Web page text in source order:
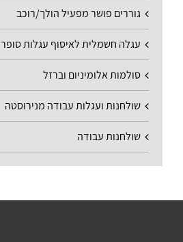
גוררים פושר מפעיל הולך/רוכב
עגלה חשמלית לאיסוף עגלות סופר
סולמות אלומיניום וברזל
שולחנות ועגלות עבודה מנירוסטה
שולחנות עבודה